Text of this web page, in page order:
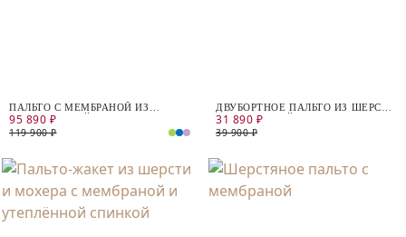
ПАЛЬТО С МЕМБРАНОЙ ИЗ
ПРЕМИАЛЬНОЙ ШЕРСТИ И
ШЕРСТИ АЛЬПАКА
95 890 ₽
119 900 ₽
ДВУБОРТНОЕ ПАЛЬТО ИЗ ШЕРСТИ
С МЕМБРАНОЙ
31 890 ₽
39 900 ₽